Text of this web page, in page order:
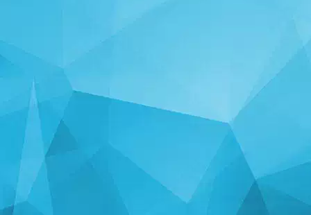
TILASTOT
25006 Käyttäjät
11255 Kommentit